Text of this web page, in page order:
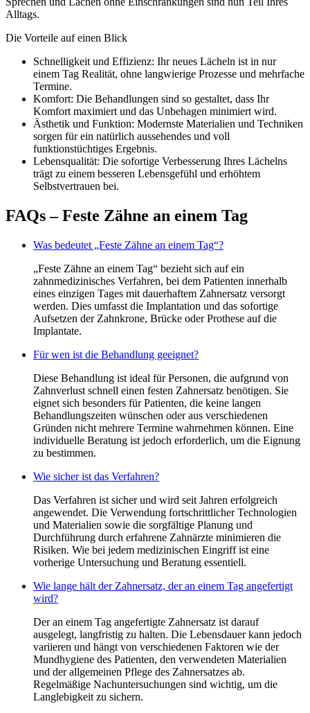
Alltags.
Die Vorteile auf einen Blick
Schnelligkeit und Effizienz: Ihr neues Lächeln ist in nur
einem Tag Realität, ohne langwierige Prozesse und mehrfache
Termine.
Komfort: Die Behandlungen sind so gestaltet, dass Ihr
Komfort maximiert und das Unbehagen minimiert wird.
Ästhetik und Funktion: Modernste Materialien und Techniken
sorgen für ein natürlich aussehendes und voll
funktionstüchtiges Ergebnis.
Lebensqualität: Die sofortige Verbesserung Ihres Lächelns
trägt zu einem besseren Lebensgefühl und erhöhtem
Selbstvertrauen bei.
FAQs – Feste Zähne an einem Tag
Was bedeutet „Feste Zähne an einem Tag“?
„Feste Zähne an einem Tag“ bezieht sich auf ein
zahnmedizinisches Verfahren, bei dem Patienten innerhalb
eines einzigen Tages mit dauerhaftem Zahnersatz versorgt
werden. Dies umfasst die Implantation und das sofortige
Aufsetzen der Zahnkrone, Brücke oder Prothese auf die
Implantate.
Für wen ist die Behandlung geeignet?
Diese Behandlung ist ideal für Personen, die aufgrund von
Zahnverlust schnell einen festen Zahnersatz benötigen. Sie
eignet sich besonders für Patienten, die keine langen
Behandlungszeiten wünschen oder aus verschiedenen
Gründen nicht mehrere Termine wahrnehmen können. Eine
individuelle Beratung ist jedoch erforderlich, um die Eignung
zu bestimmen.
Wie sicher ist das Verfahren?
Das Verfahren ist sicher und wird seit Jahren erfolgreich
angewendet. Die Verwendung fortschrittlicher Technologien
und Materialien sowie die sorgfältige Planung und
Durchführung durch erfahrene Zahnärzte minimieren die
Risiken. Wie bei jedem medizinischen Eingriff ist eine
vorherige Untersuchung und Beratung essentiell.
Wie lange hält der Zahnersatz, der an einem Tag angefertigt
wird?
Der an einem Tag angefertigte Zahnersatz ist darauf
ausgelegt, langfristig zu halten. Die Lebensdauer kann jedoch
variieren und hängt von verschiedenen Faktoren wie der
Mundhygiene des Patienten, den verwendeten Materialien
und der allgemeinen Pflege des Zahnersatzes ab.
Regelmäßige Nachuntersuchungen sind wichtig, um die
Langlebigkeit zu sichern.